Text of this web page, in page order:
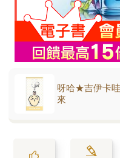
呀哈★吉伊卡
來